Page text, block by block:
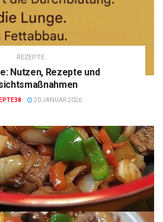
REZEPTE
Nutzen, Rezepte und
20 JANUAR 2026